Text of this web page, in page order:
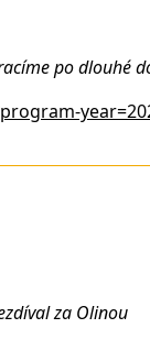
po dlouhé
za Olinou